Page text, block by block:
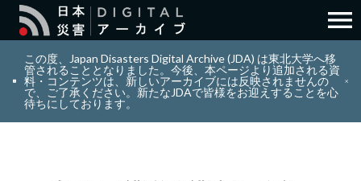
search 検索
layers コレクション
menu
この度、Japan Disasters Digital Archive (JDA) は東北大学へ移
管されることとなりました。今後、本ページより追加される資
料・コンテンツは、新しいアーカイブには反映されませんの
で、ご了承ください。新たなJDAで皆様をお迎えすることを心
待ちにしております。